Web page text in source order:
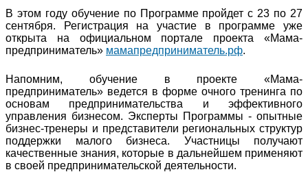
В этом году обучение по Программе пройдет с 23 по 27
сентября. Регистрация на участие в программе уже
открыта на официальном портале проекта «Мама-
предприниматель» мамапредприниматель.рф.
Напомним, обучение в проекте «Мама-
предприниматель» ведется в форме очного тренинга по
основам предпринимательства и эффективного
управления бизнесом. Эксперты Программы - опытные
бизнес-тренеры и представители региональных структур
поддержки малого бизнеса. Участницы получают
качественные знания, которые в дальнейшем применяют
в своей предпринимательской деятельности.